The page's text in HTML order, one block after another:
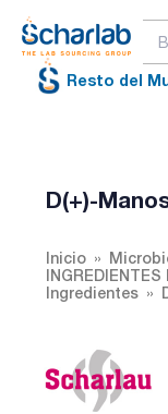
Resto del
D(+)-
Inicio
INGREDIENTES
Ingredientes